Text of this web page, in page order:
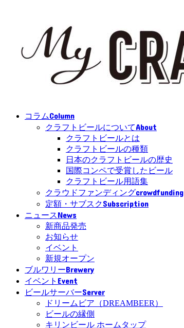
コラムColumn
クラフトビールについてAbout
クラフトビールとは
クラフトビールの種類
日本のクラフトビールの歴史
国際コンペで受賞したビール
クラフトビール用語集
クラウドファンディングcrowdfunding
定額・サブスクSubscription
ニュースNews
新商品発売
お知らせ
イベント
新規オープン
ブルワリーBrewery
イベント Event
ビールサーバーServer
ドリームビア（DREAMBEER）
ビールの縁側
キリンビール ホームタップ